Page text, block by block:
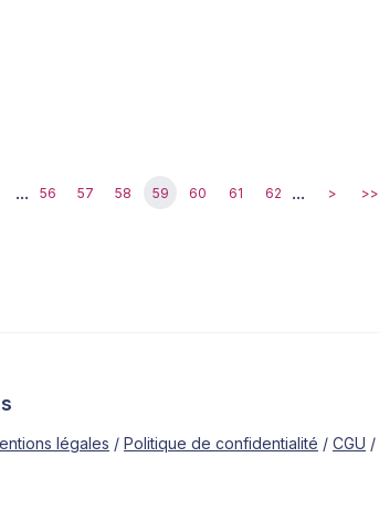
... 56 57 58 59 60 61 62 ... > >>
légales Politique de confidentialité CGU